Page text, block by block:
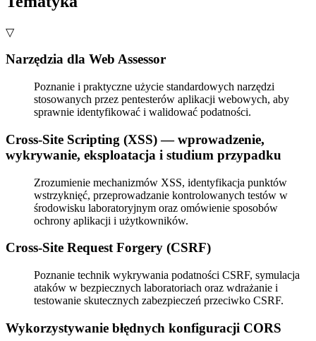
▽
Narzędzia dla Web Assessor
Poznanie i praktyczne użycie standardowych narzędzi
stosowanych przez pentesterów aplikacji webowych, aby
sprawnie identyfikować i walidować podatności.
Cross‑Site Scripting (XSS) — wprowadzenie,
wykrywanie, eksploatacja i studium przypadku
Zrozumienie mechanizmów XSS, identyfikacja punktów
wstrzyknięć, przeprowadzanie kontrolowanych testów w
środowisku laboratoryjnym oraz omówienie sposobów
ochrony aplikacji i użytkowników.
Cross‑Site Request Forgery (CSRF)
Poznanie technik wykrywania podatności CSRF, symulacja
ataków w bezpiecznych laboratoriach oraz wdrażanie i
testowanie skutecznych zabezpieczeń przeciwko CSRF.
Wykorzystywanie błędnych konfiguracji CORS